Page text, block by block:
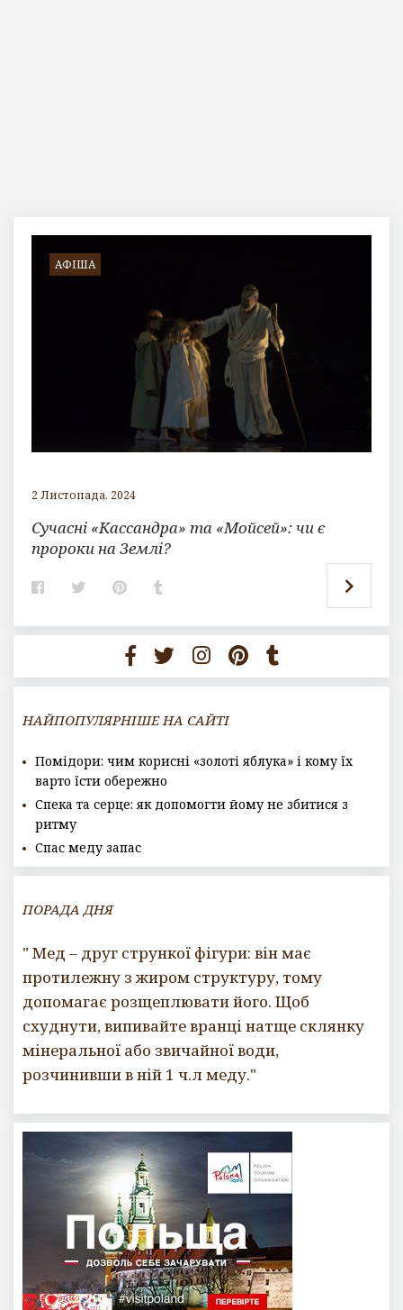
«Кассандра»
АФІША
2 Листопада, 2024
Сучасні «Кассандра» та «Мойсей»: чи є
пророки на Землі?
F
e
o
k
T
t
r
P
t
e
r
e
s
b
l
r
НАЙПОПУЛЯРНІШЕ НА САЙТІ
Помідори: чим корисні «золоті яблука» і кому їх
варто їсти обережно
Спека та серце: як допомогти йому не збитися з
ритму
Спас меду запас
ПОРАДА ДНЯ
" Мед – друг стрункої фігури: він має
протилежну з жиром структуру, тому
допомагає розщеплювати його. Щоб
схуднути, випивайте вранці натще склянку
мінеральної або звичайної води,
розчинивши в ній 1 ч.л меду."